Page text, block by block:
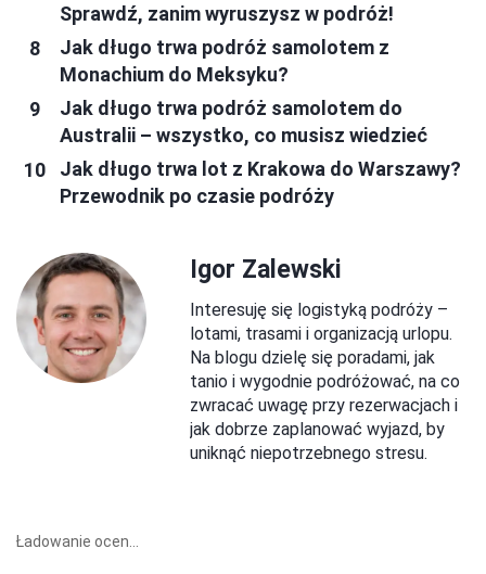
Sprawdź, zanim wyruszysz w podróż!
Jak długo trwa podróż samolotem z
Monachium do Meksyku?
Jak długo trwa podróż samolotem do
Australii – wszystko, co musisz wiedzieć
Jak długo trwa lot z Krakowa do Warszawy?
Przewodnik po czasie podróży
Igor Zalewski
Interesuję się logistyką podróży –
lotami, trasami i organizacją urlopu.
Na blogu dzielę się poradami, jak
tanio i wygodnie podróżować, na co
zwracać uwagę przy rezerwacjach i
jak dobrze zaplanować wyjazd, by
uniknąć niepotrzebnego stresu.
Ładowanie ocen...